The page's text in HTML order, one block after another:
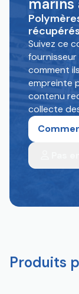
marins
Suivez ce
comment
empreinte
contenu
collecte
Produits